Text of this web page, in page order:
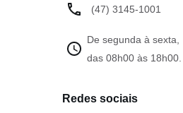
(47) 3145-1001
De segunda à sexta,
das 08h00 às 18h00.
Redes sociais